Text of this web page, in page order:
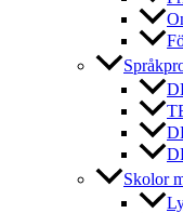
Skolor